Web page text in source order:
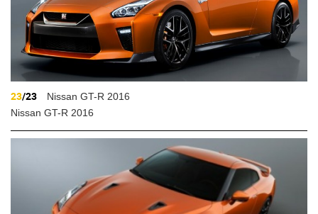
23/23
Nissan GT-R 2016
Nissan GT-R 2016